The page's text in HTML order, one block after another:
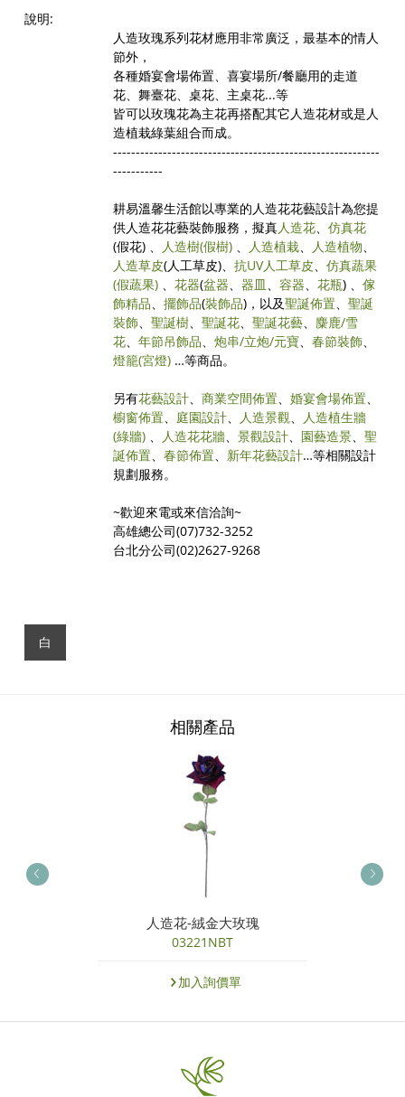
說明:
人造玫瑰系列花材應用非常廣泛，最基本的情人
節外，
各種婚宴會場佈置、喜宴場所/餐廳用的走道
花、舞臺花、桌花、主桌花...等
皆可以玫瑰花為主花再搭配其它人造花材或是人
造植栽綠葉組合而成。
-----------------------------------------------------------
-----------
耕易溫馨生活館以專業的人造花花藝設計為您提
供人造花花藝裝飾服務，擬真人造花、仿真花
(假花) 、 人造樹(假樹) 、 人造植栽、 人造植物、
人造草皮(人工草皮)、抗UV人工草皮、仿真蔬果
(假蔬果) 、花器(盆器、器皿、容器、花瓶) 、傢
飾精品、擺飾品(裝飾品)，以及聖誕佈置、聖誕
裝飾、聖誕樹、聖誕花、聖誕花藝、 麋鹿/雪
花、年節吊飾品、炮串/立炮/元寶、春節裝飾、
燈籠(宮燈) …等商品。
另有花藝設計、商業空間佈置、婚宴會場佈置、
櫥窗佈置、 庭園設計、 人造景觀、 人造植生牆
(綠牆) 、 人造花花牆、景觀設計、 園藝造景、聖
誕佈置、春節佈置、 新年花藝設計…等相關設計
規劃服務。
~歡迎來電或來信洽詢~
高雄總公司(07)732-3252
台北分公司(02)2627-9268
白
相關產品
人造花-絨金大玫瑰
03221NBT
加入詢價單